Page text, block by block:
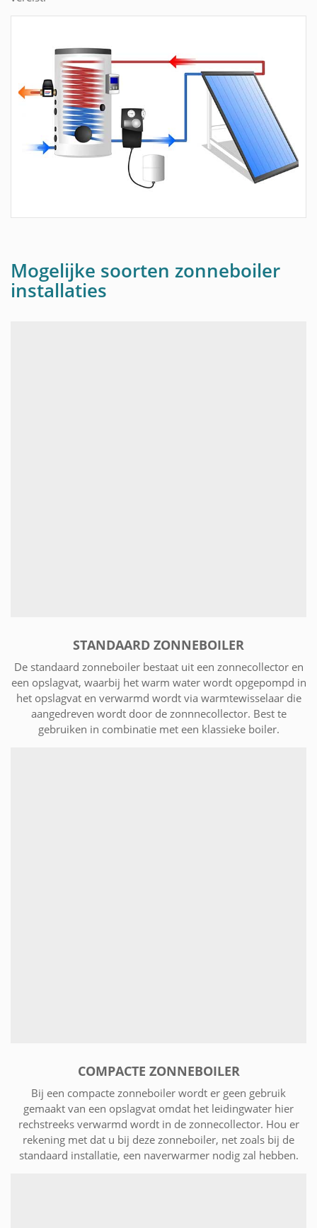
Mogelijke soorten zonneboiler
installaties
STANDAARD ZONNEBOILER
De standaard zonneboiler bestaat uit een zonnecollector en
een opslagvat, waarbij het warm water wordt opgepompd in
het opslagvat en verwarmd wordt via warmtewisselaar die
aangedreven wordt door de zonnnecollector. Best te
gebruiken in combinatie met een klassieke boiler.
COMPACTE ZONNEBOILER
Bij een compacte zonneboiler wordt er geen gebruik
gemaakt van een opslagvat omdat het leidingwater hier
rechstreeks verwarmd wordt in de zonnecollector. Hou er
rekening met dat u bij deze zonneboiler, net zoals bij de
standaard installatie, een naverwarmer nodig zal hebben.